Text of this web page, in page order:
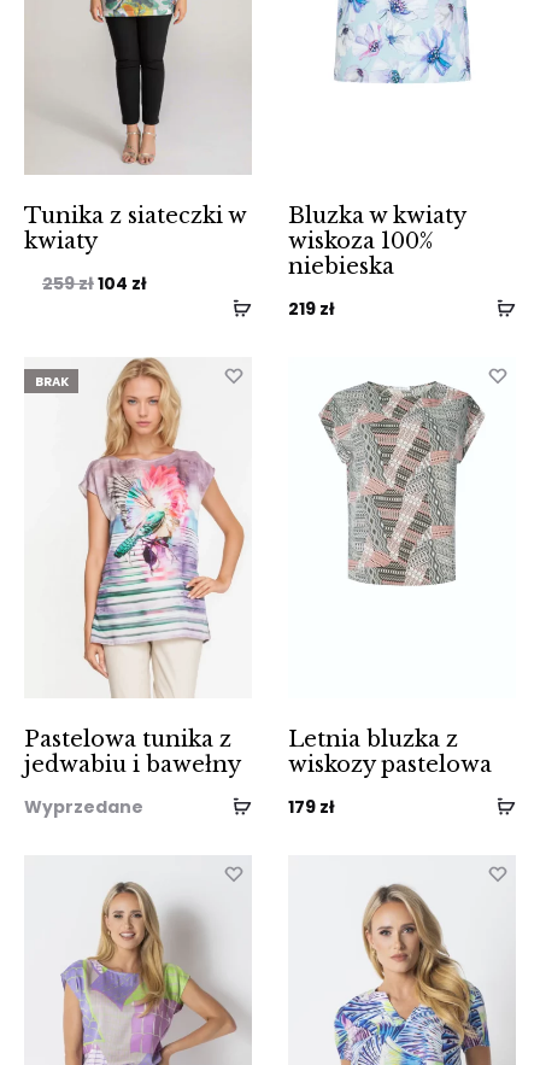
Tunika z siateczki w
kwiaty
259złPierwotna
wynosiła:
259 zł.
104 złAktualna
wynosi:
104 zł.
Bluzka w kwiaty
wiskoza 100%
niebieska
219 zł
BRAK
Pastelowa tunika z
jedwabiu i bawełny
Wyprzedane
Letnia bluzka z
wiskozy pastelowa
179 zł